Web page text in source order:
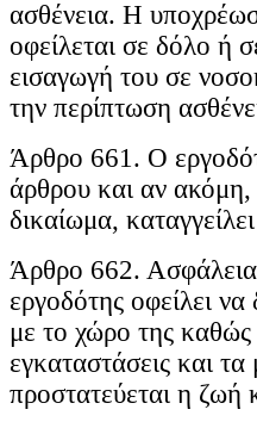
ασθένεια. Η
οφείλεται σε δόλο ή
εισαγωγή του σε
την περίπτωση
Άρθρο 661. Ο
άρθρου και αν ακόμη,
δικαίωμα,
Άρθρο 662. Ασφάλεια
εργοδότης οφείλει να
με το χώρο της καθώς
εγκαταστάσεις και
προστατεύεται η ζωή